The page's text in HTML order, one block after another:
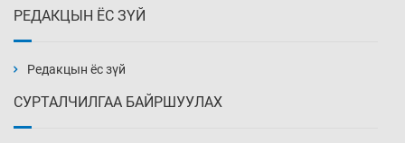
Уржигдар 14 цаг 00 мин
РЕДАКЦЫН ЁС ЗҮЙ
Редакцын ёс зүй
СУРТАЛЧИЛГАА БАЙРШУУЛАХ